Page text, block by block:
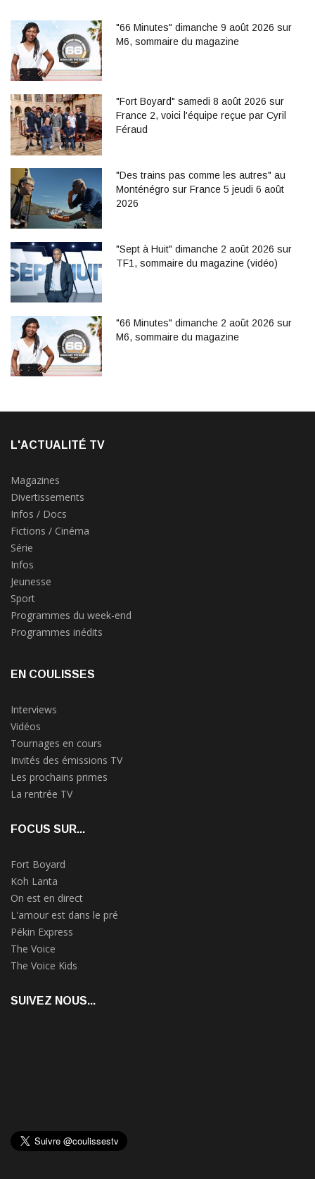
"66 Minutes" dimanche 9 août 2026 sur
M6, sommaire du magazine
"Fort Boyard" samedi 8 août 2026 sur
France 2, voici l'équipe reçue par Cyril
Féraud
"Des trains pas comme les autres" au
Monténégro sur France 5 jeudi 6 août
2026
"Sept à Huit" dimanche 2 août 2026 sur
TF1, sommaire du magazine (vidéo)
"66 Minutes" dimanche 2 août 2026 sur
M6, sommaire du magazine
L'ACTUALITÉ TV
Magazines
Divertissements
Infos / Docs
Fictions / Cinéma
Série
Infos
Jeunesse
Sport
Programmes du week-end
Programmes inédits
EN COULISSES
Interviews
Vidéos
Tournages en cours
Invités des émissions TV
Les prochains primes
La rentrée TV
FOCUS SUR...
Fort Boyard
Koh Lanta
On est en direct
L'amour est dans le pré
Pékin Express
The Voice
The Voice Kids
SUIVEZ NOUS...